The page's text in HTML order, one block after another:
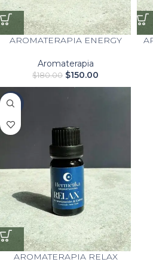
AROMATERAPIA ENERGY
Aromaterapia
$180.00 $150.00
-17%
AROMATERAPIA RELAX